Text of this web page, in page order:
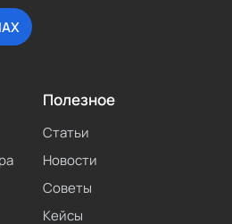
Полезное
Статьи
Новости
Советы
Кейсы